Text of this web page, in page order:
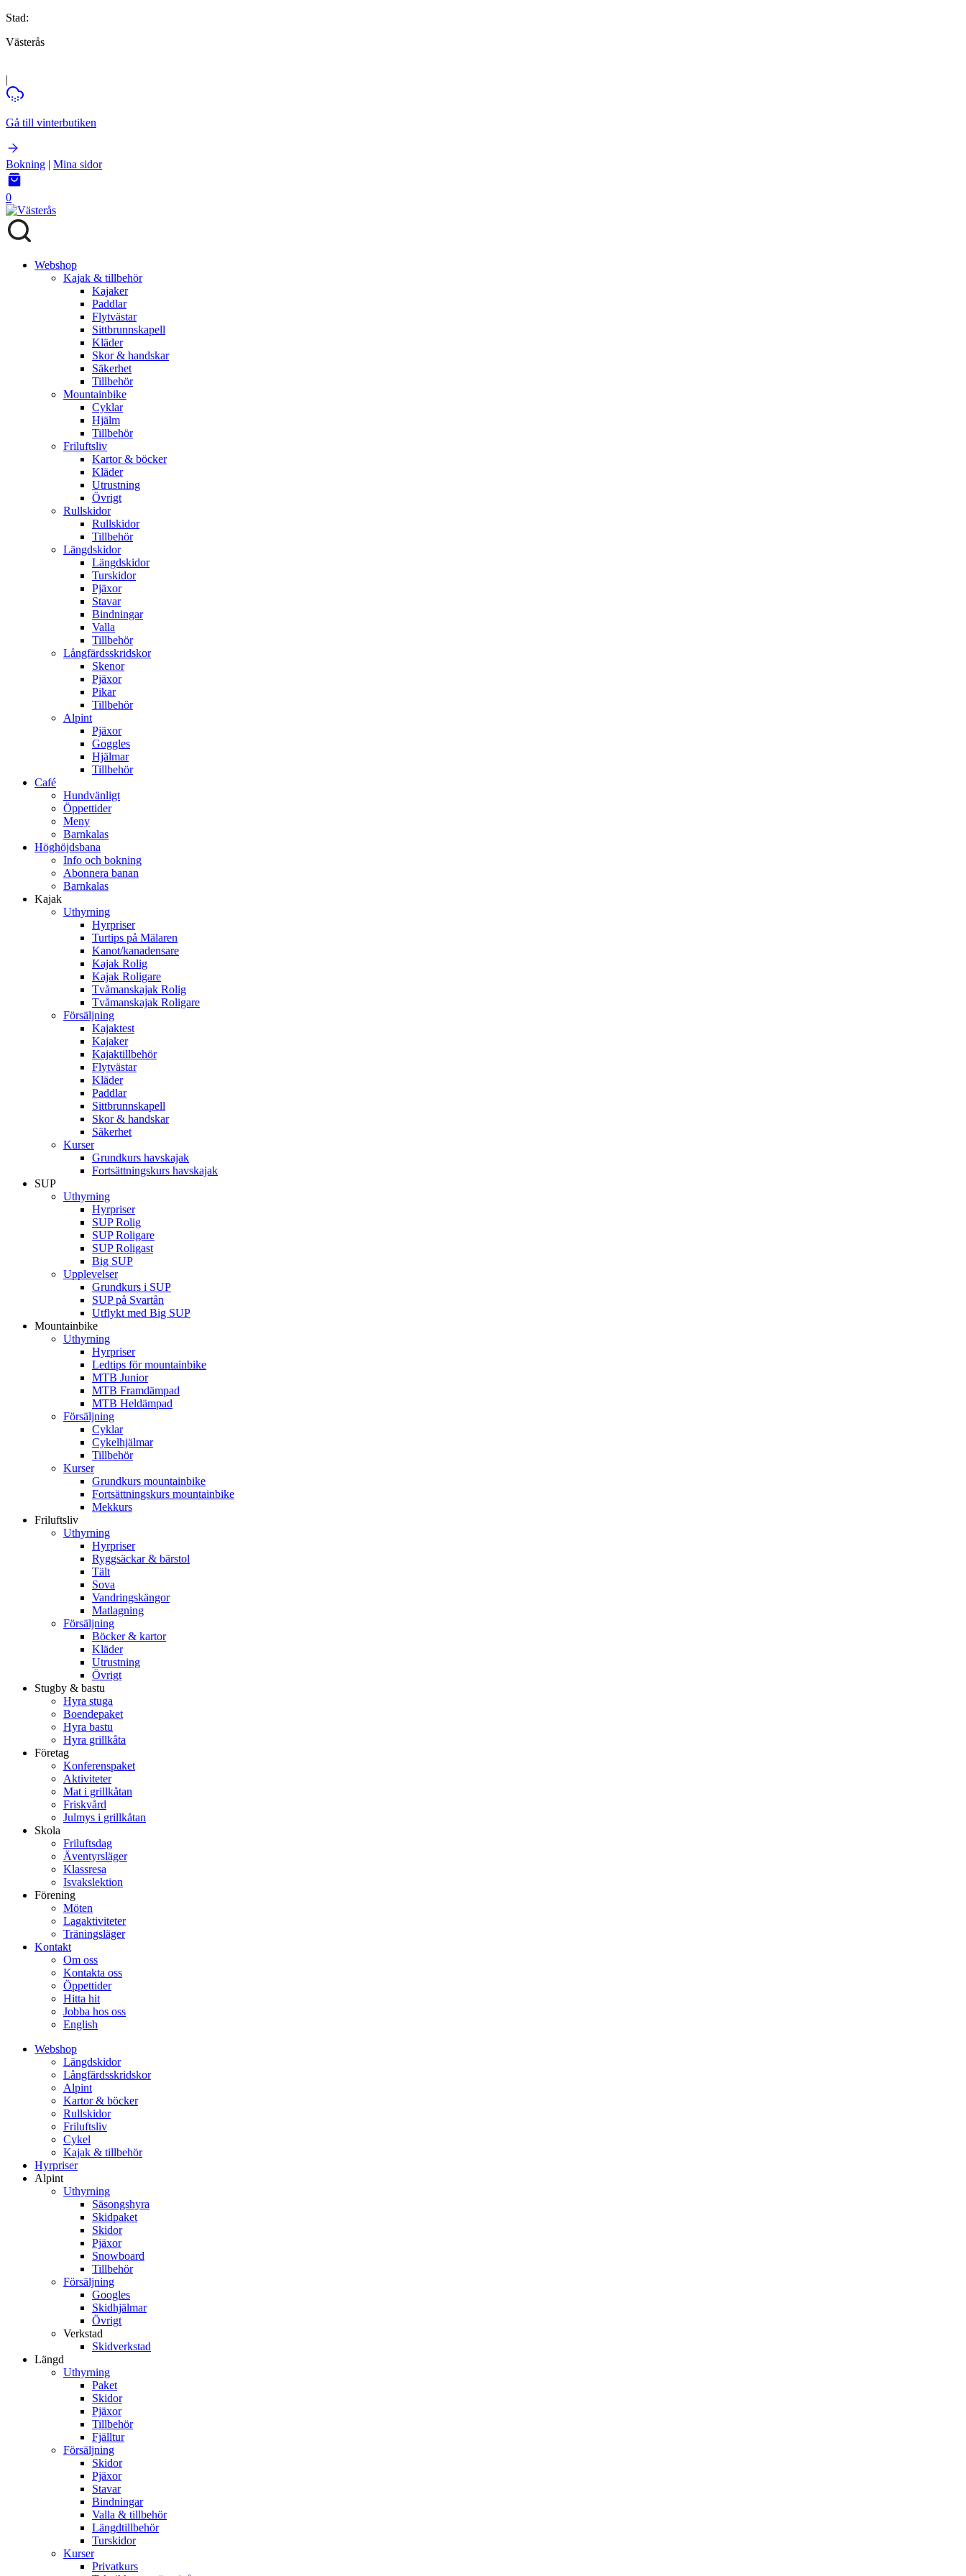
Stad:
Västerås
|
Gå till vinterbutiken
Bokning | Mina sidor
0
Webshop
Kajak & tillbehör
Kajaker
Paddlar
Flytvästar
Sittbrunnskapell
Kläder
Skor & handskar
Säkerhet
Tillbehör
Mountainbike
Cyklar
Hjälm
Tillbehör
Friluftsliv
Kartor & böcker
Kläder
Utrustning
Övrigt
Rullskidor
Rullskidor
Tillbehör
Längdskidor
Längdskidor
Turskidor
Pjäxor
Stavar
Bindningar
Valla
Tillbehör
Långfärdsskridskor
Skenor
Pjäxor
Pikar
Tillbehör
Alpint
Pjäxor
Goggles
Hjälmar
Tillbehör
Café
Hundvänligt
Öppettider
Meny
Barnkalas
Höghöjdsbana
Info och bokning
Abonnera banan
Barnkalas
Kajak
Uthyrning
Hyrpriser
Turtips på Mälaren
Kanot/kanadensare
Kajak Rolig
Kajak Roligare
Tvåmanskajak Rolig
Tvåmanskajak Roligare
Försäljning
Kajaktest
Kajaker
Kajaktillbehör
Flytvästar
Kläder
Paddlar
Sittbrunnskapell
Skor & handskar
Säkerhet
Kurser
Grundkurs havskajak
Fortsättningskurs havskajak
SUP
Uthyrning
Hyrpriser
SUP Rolig
SUP Roligare
SUP Roligast
Big SUP
Upplevelser
Grundkurs i SUP
SUP på Svartån
Utflykt med Big SUP
Mountainbike
Uthyrning
Hyrpriser
Ledtips för mountainbike
MTB Junior
MTB Framdämpad
MTB Heldämpad
Försäljning
Cyklar
Cykelhjälmar
Tillbehör
Kurser
Grundkurs mountainbike
Fortsättningskurs mountainbike
Mekkurs
Friluftsliv
Uthyrning
Hyrpriser
Ryggsäckar & bärstol
Tält
Sova
Vandringskängor
Matlagning
Försäljning
Böcker & kartor
Kläder
Utrustning
Övrigt
Stugby & bastu
Hyra stuga
Boendepaket
Hyra bastu
Hyra grillkåta
Företag
Konferenspaket
Aktiviteter
Mat i grillkåtan
Friskvård
Julmys i grillkåtan
Skola
Friluftsdag
Äventyrsläger
Klassresa
Isvakslektion
Förening
Möten
Lagaktiviteter
Träningsläger
Kontakt
Om oss
Kontakta oss
Öppettider
Hitta hit
Jobba hos oss
English
Webshop
Längdskidor
Långfärdsskridskor
Alpint
Kartor & böcker
Rullskidor
Friluftsliv
Cykel
Kajak & tillbehör
Hyrpriser
Alpint
Uthyrning
Säsongshyra
Skidpaket
Skidor
Pjäxor
Snowboard
Tillbehör
Försäljning
Googles
Skidhjälmar
Övrigt
Verkstad
Skidverkstad
Längd
Uthyrning
Paket
Skidor
Pjäxor
Tillbehör
Fjälltur
Försäljning
Skidor
Pjäxor
Stavar
Bindningar
Valla & tillbehör
Längdtillbehör
Turskidor
Kurser
Privatkurs